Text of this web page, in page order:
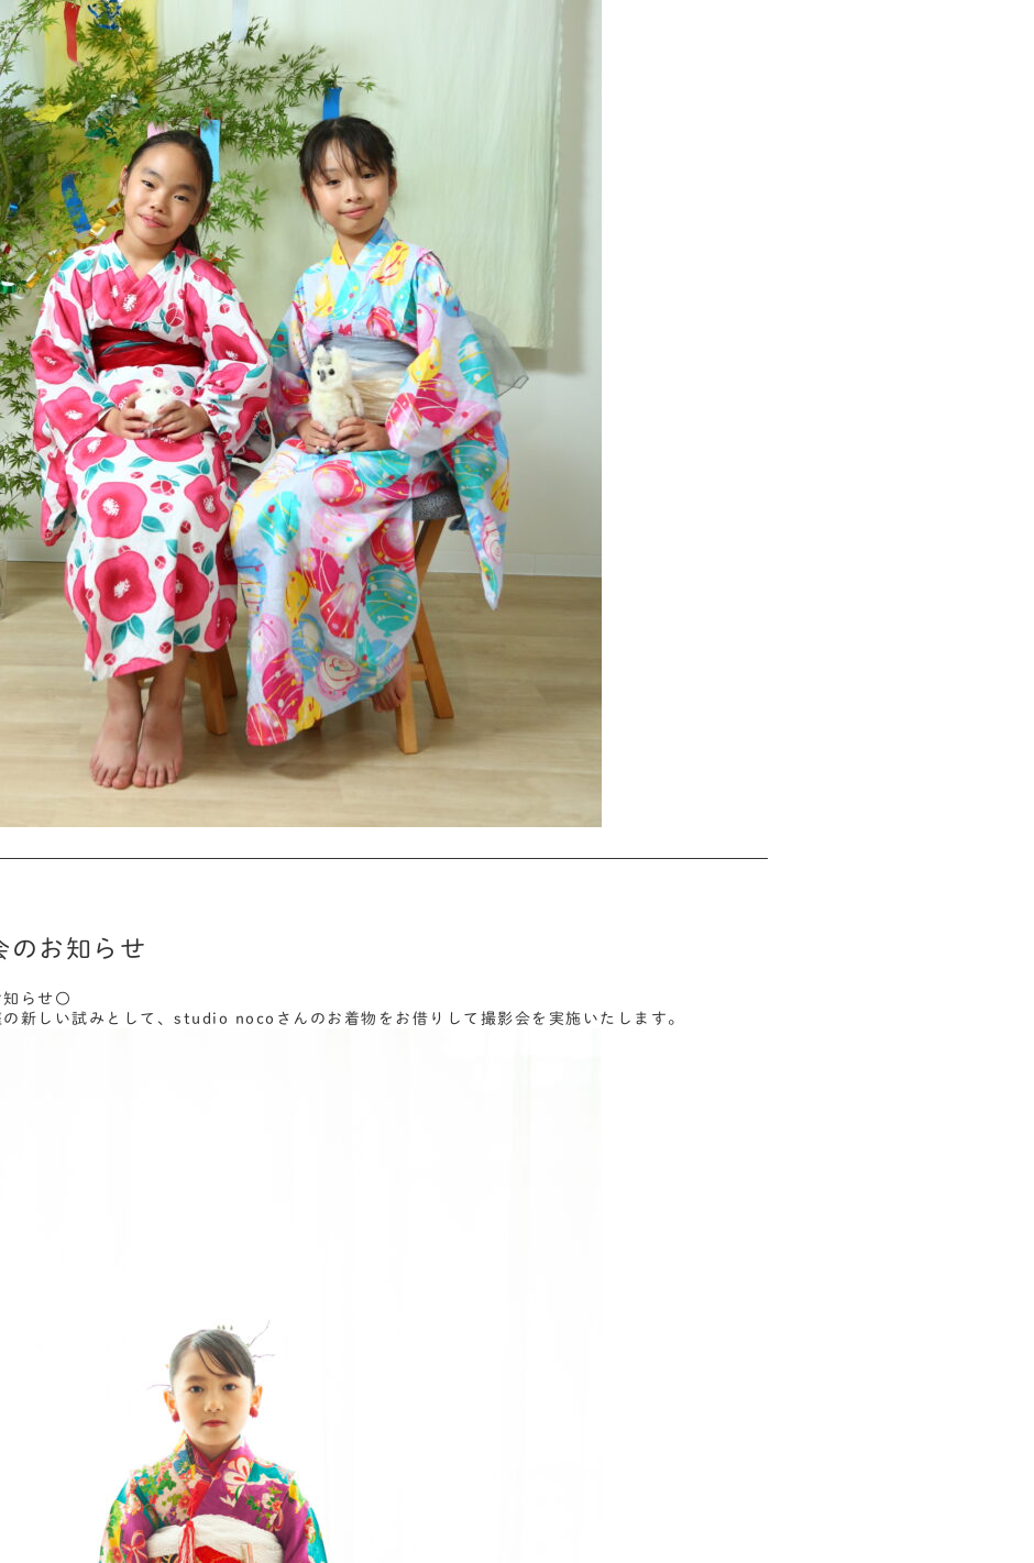
のお知らせ
らせ〇
新しい試みとして、studio nocoさんのお着物をお借りして撮影会を実施いたします。